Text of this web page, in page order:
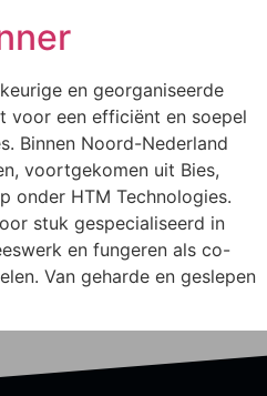
en georganiseerde
voor een efficiënt en soepel
Binnen Noord-Nederland
voortgekomen uit Bies,
onder HTM Technologies.
stuk gespecialiseerd in
en fungeren als co-
Van geharde en geslepen